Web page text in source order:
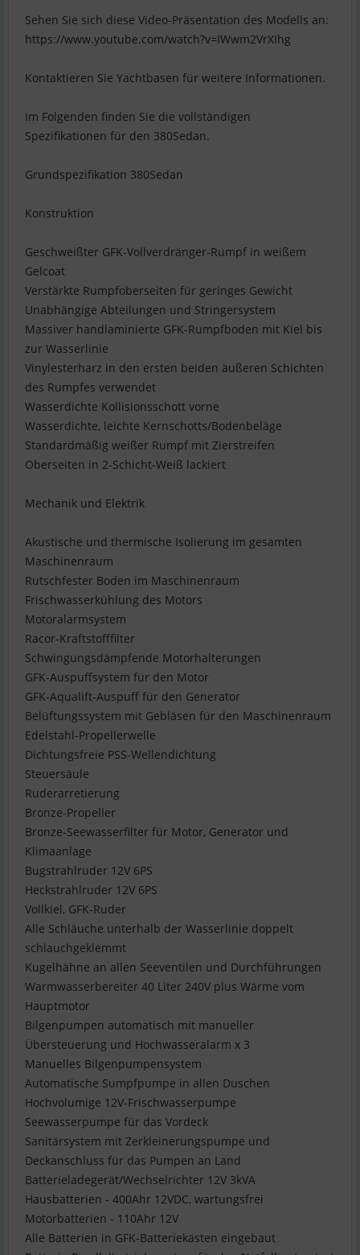
Sehen Sie sich diese Video-Präsentation des Modells an:
https://www.youtube.com/watch?v=IWwm2VrXIhg
Kontaktieren Sie Yachtbasen für weitere Informationen.
Im Folgenden finden Sie die vollständigen
Spezifikationen für den 380Sedan.
Grundspezifikation 380Sedan
Konstruktion
Geschweißter GFK-Vollverdränger-Rumpf in weißem
Gelcoat
Verstärkte Rumpfoberseiten für geringes Gewicht
Unabhängige Abteilungen und Stringersystem
Massiver handlaminierte GFK-Rumpfboden mit Kiel bis
zur Wasserlinie
Vinylesterharz in den ersten beiden äußeren Schichten
des Rumpfes verwendet
Wasserdichte Kollisionsschott vorne
Wasserdichte, leichte Kernschotts/Bodenbeläge
Standardmäßig weißer Rumpf mit Zierstreifen
Oberseiten in 2-Schicht-Weiß lackiert
Mechanik und Elektrik
Akustische und thermische Isolierung im gesamten
Maschinenraum
Rutschfester Boden im Maschinenraum
Frischwasserkühlung des Motors
Motoralarmsystem
Racor-Kraftstofffilter
Schwingungsdämpfende Motorhalterungen
GFK-Auspuffsystem für den Motor
GFK-Aqualift-Auspuff für den Generator
Belüftungssystem mit Gebläsen für den Maschinenraum
Edelstahl-Propellerwelle
Dichtungsfreie PSS-Wellendichtung
Steuersäule
Ruderarretierung
Bronze-Propeller
Bronze-Seewasserfilter für Motor, Generator und
Klimaanlage
Bugstrahlruder 12V 6PS
Heckstrahlruder 12V 6PS
Vollkiel, GFK-Ruder
Alle Schläuche unterhalb der Wasserlinie doppelt
schlauchgeklemmt
Kugelhähne an allen Seeventilen und Durchführungen
Warmwasserbereiter 40 Liter 240V plus Wärme vom
Hauptmotor
Bilgenpumpen automatisch mit manueller
Übersteuerung und Hochwasseralarm x 3
Manuelles Bilgenpumpensystem
Automatische Sumpfpumpe in allen Duschen
Hochvolumige 12V-Frischwasserpumpe
Seewasserpumpe für das Vordeck
Sanitärsystem mit Zerkleinerungspumpe und
Deckanschluss für das Pumpen an Land
Batterieladegerät/Wechselrichter 12V 3kVA
Hausbatterien - 400Ahr 12VDC, wartungsfrei
Motorbatterien - 110Ahr 12V
Alle Batterien in GFK-Batteriekästen eingebaut